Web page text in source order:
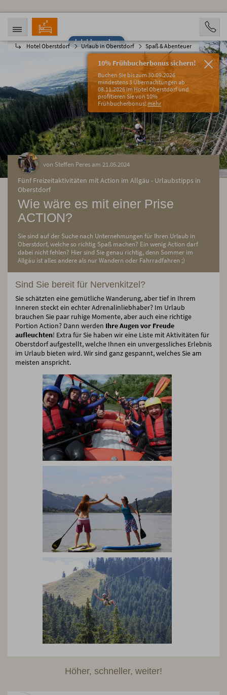
Jetzt bewerben
Hotel Oberstdorf Urlaub in Oberstdorf Spaß & Abenteuer
10% Frühbucherbonus sichern!
Buchen Sie bis zum 30.09.2026
mindestens 3 Übernachtungen ab
08.11.2026 im Hotel Oberstdorf und
profitieren Sie von 10%
Frühbucherbonus! mehr
ANREISE ABREISE
14.08.2026
2 Personen
BUCHEN
von Steffen Peres am 21.05.2024
Fünf Freizeitaktivitäten mit Action im Allgäu - Urlaubstipps in
Oberstdorf
Wie wäre es mit einer Prise
ACTION?
Sie sind auf der Suche nach Unternehmungen für Ihren Urlaub in
Oberstdorf, welche so richtig Spaß machen? Ein wenig Action darf
dabei nicht fehlen? Hier sind Sie genau richtig, denn Sommer im
Allgäu ist alles andere als nur Wandern oder Fahrradfahren ;)
Sind Sie bereit für Nervenkitzel?
Sie schätzten eine gemütliche Wanderung, aber tief in Ihrem
Inneren steckt ein echter Adrenalinliebhaber? Im Urlaub
brauchen Sie paar ruhige Momente, aber auch eine richtige
Portion Action? Dann werden Ihre Augen vor Freude
aufleuchten! Extra für Sie haben wir eine Liste mit Aktivitäten für
Oberstdorf aufgestellt, welche Ihnen ein unvergessliches Erlebnis
im Urlaub bieten wird. Wir sind ganz gespannt, welches Sie am
meisten anspricht.
Höher, schneller, weiter!